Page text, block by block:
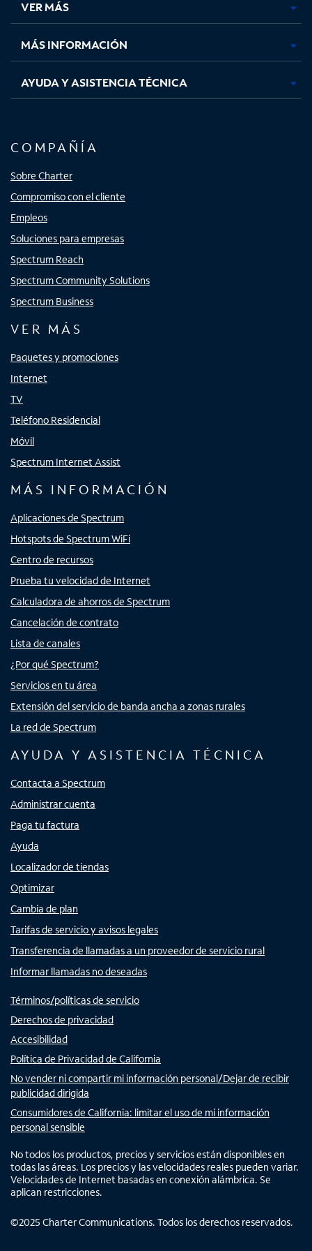
pestaña
nueva
pestaña
nueva
pestaña
nuevanueva
VER MÁS
MÁS INFORMACIÓN
AYUDA Y ASISTENCIA TÉCNICA
COMPAÑÍA
Sobre Charter
Compromiso con el cliente
Empleos
Soluciones para empresas
Spectrum Reach
Spectrum Community Solutions
Spectrum Business
VER MÁS
Paquetes y promociones
Internet
TV
Teléfono Residencial
Móvil
Spectrum Internet Assist
MÁS INFORMACIÓN
Aplicaciones de Spectrum
Hotspots de Spectrum WiFi
Centro de recursos
Prueba tu velocidad de Internet
Calculadora de ahorros de Spectrum
Cancelación de contrato
Lista de canales
¿Por qué Spectrum?
Servicios en tu área
Extensión del servicio de banda ancha a zonas rurales
La red de Spectrum
AYUDA Y ASISTENCIA TÉCNICA
Contacta a Spectrum
Administrar cuenta
Paga tu factura
Ayuda
Localizador de tiendas
Optimizar
Cambia de plan
Tarifas de servicio y avisos legales
Transferencia de llamadas a un proveedor de servicio rural
Informar llamadas no deseadas
Términos/políticas de servicio
Derechos de privacidad
Accesibilidad
Política de Privacidad de California
No vender ni compartir mi información personal/Dejar de recibir
publicidad dirigida
Consumidores de California: limitar el uso de mi información
personal sensible
No todos los productos, precios y servicios están disponibles en
todas las áreas. Los precios y las velocidades reales pueden variar.
Velocidades de Internet basadas en conexión alámbrica. Se
aplican restricciones.
©2025 Charter Communications. Todos los derechos reservados.